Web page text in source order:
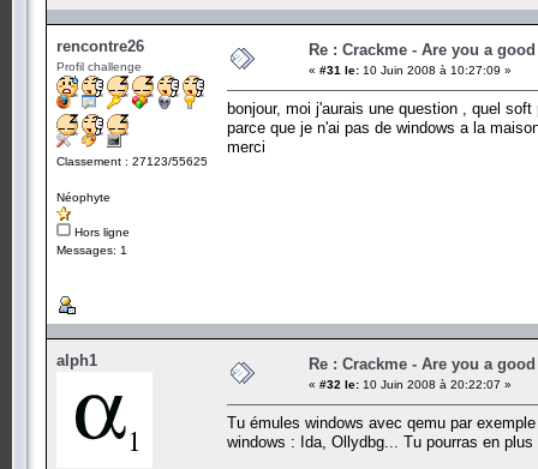
rencontre26
Profil challenge
Classement : 27123/55625
Néophyte
Hors ligne
Messages: 1
Re : Crackme - Are you a
« #31 le: 10 Juin 2008 à 10:27:09 »
bonjour, moi j'aurais une question , quel
parce que je n'ai pas de windows a la
merci
alph1 Re : Crackme - Are you a
« #32 le: 10 Juin 2008 à 20:22:07 »
Tu émules windows avec qemu par
windows : Ida, Ollydbg... Tu pourras en plus